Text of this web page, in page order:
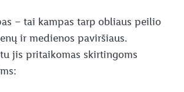
– tai kampas tarp obliaus peilio
ir medienos paviršiaus.
jis pritaikomas skirtingoms